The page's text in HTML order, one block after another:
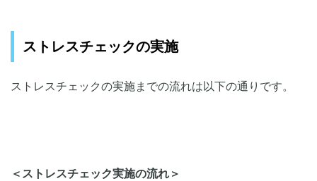
ストレスチェックの実施
ストレスチェックの実施までの流れは以下の通りです。
＜ストレスチェック実施の流れ＞